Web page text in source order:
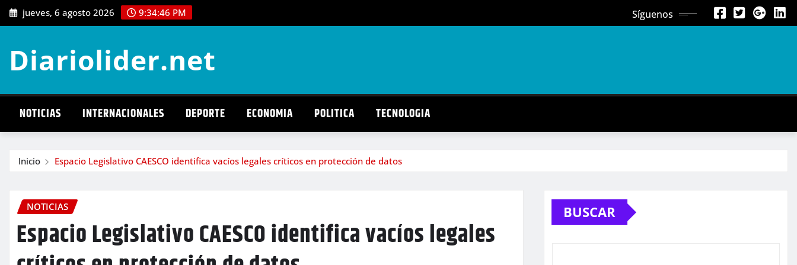
Saltar
al
jueves, 6 agosto 2026 9:34:48 PM Síguenos
Diariolider.net
NOTICIAS INTERNACIONALES DEPORTE ECONOMIA POLITICA TECNOLOGIA
Inicio Espacio Legislativo CAESCO identifica vacíos legales críticos en protección de datos
NOTICIAS
Espacio Legislativo CAESCO identifica vacíos legales
BUSCAR